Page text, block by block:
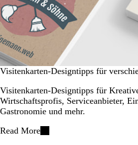
Visitenkarten-Designtipps für
Visitenkarten-Designtipps für
Wirtschaftsprofis, Serviceanbieter,
Gastronomie und mehr.
Read More